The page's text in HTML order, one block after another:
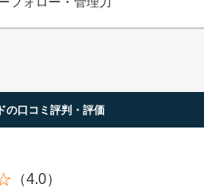
の口コミ評判・評価
（4.0）